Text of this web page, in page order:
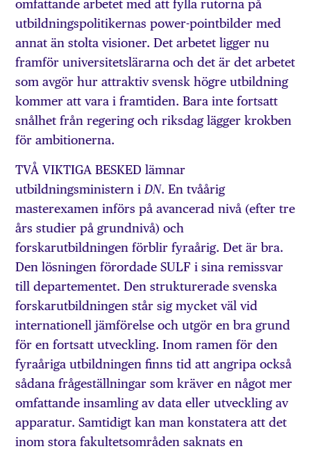
omfattande arbetet med att fylla rutorna på
utbildningspolitikernas power-pointbilder med
annat än stolta visioner. Det arbetet ligger nu
framför universitetslärarna och det är det arbetet
som avgör hur attraktiv svensk högre utbildning
kommer att vara i framtiden. Bara inte fortsatt
snålhet från regering och riksdag lägger krokben
för ambitionerna.
TVÅ VIKTIGA BESKED lämnar
utbildningsministern i DN. En tvåårig
masterexamen införs på avancerad nivå (efter tre
års studier på grundnivå) och
forskarutbildningen förblir fyraårig. Det är bra.
Den lösningen förordade SULF i sina remissvar
till departementet. Den strukturerade svenska
forskarutbildningen står sig mycket väl vid
internationell jämförelse och utgör en bra grund
för en fortsatt utveckling. Inom ramen för den
fyraåriga utbildningen finns tid att angripa också
sådana frågeställningar som kräver en något mer
omfattande insamling av data eller utveckling av
apparatur. Samtidigt kan man konstatera att det
inom stora fakultetsområden saknats en